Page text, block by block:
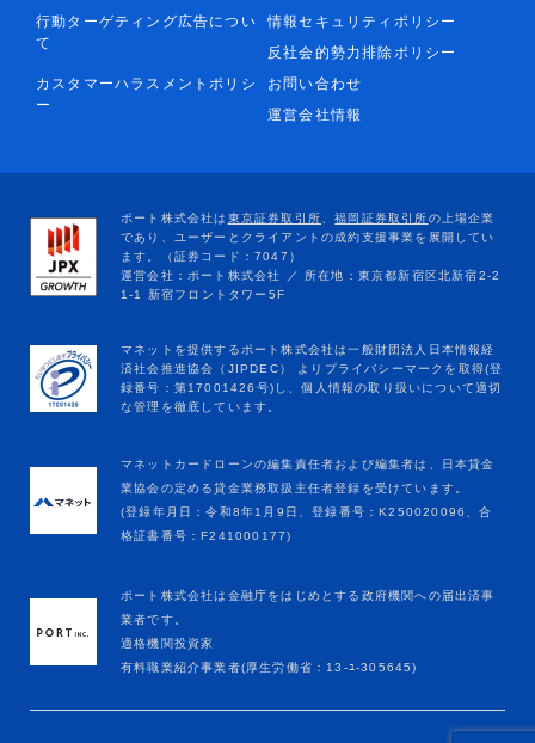
行動ターゲティング広告につい
て
情報セキュリティポリシー
反社会的勢力排除ポリシー
カスタマーハラスメントポリシ
ー
お問い合わせ
運営会社情報
マネットカードローンの編集責任者および編集者は、日本貸金
業協会の定める貸金業務取扱主任者登録を受けています。
(登録年月日：令和8年1月9日、登録番号：K250020096、合
格証書番号：F241000177)
ポート株式会社は金融庁をはじめとする政府機関への届出済事
業者です。
適格機関投資家
有料職業紹介事業者(厚生労働省：13-ﾕ-305645)